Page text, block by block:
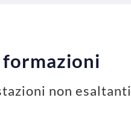
non esaltanti